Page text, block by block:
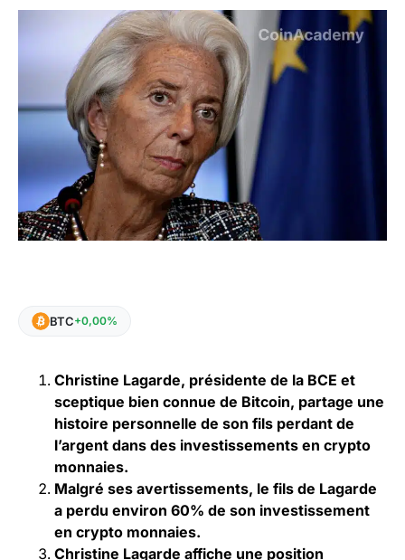
BTC+0,00%
Christine Lagarde, présidente de la BCE et
sceptique bien connue de Bitcoin, partage une
histoire personnelle de son fils perdant de
l’argent dans des investissements en crypto
monnaies.
Malgré ses avertissements, le fils de Lagarde
a perdu environ 60% de son investissement
en crypto monnaies.
Christine Lagarde affiche une position